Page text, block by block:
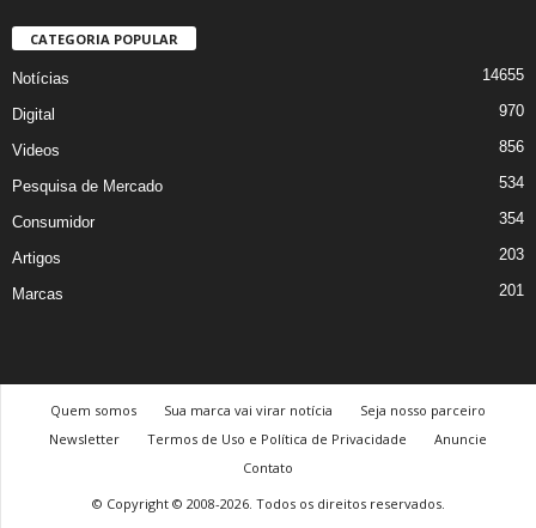
CATEGORIA POPULAR
Notícias 14655
Digital 970
Videos 856
Pesquisa de Mercado 534
Consumidor 354
Artigos 203
Marcas 201
Quem somos Sua marca vai virar notícia
Seja nosso parceiro
Newsletter
Termos de Uso e Política de Privacidade
Anuncie
Contato
© Copyright © 2008-2026. Todos os direitos reservados.